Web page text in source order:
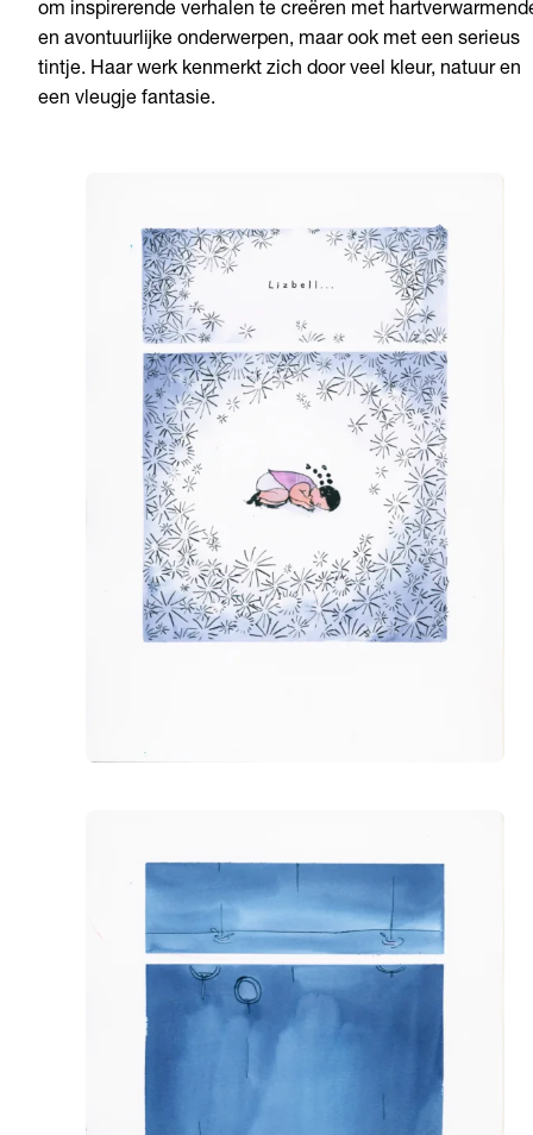
om inspirerende verhalen te creëren met
en avontuurlijke onderwerpen, maar ook met een serieus
tintje. Haar werk kenmerkt zich door veel kleur, natuur en
een vleugje fantasie.